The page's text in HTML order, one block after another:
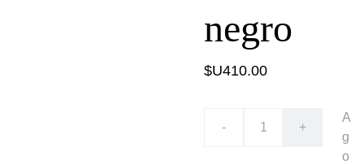
negro
$U410.00
- +
A
g
o